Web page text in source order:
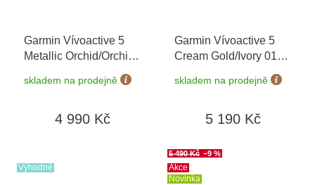
Garmin Vívoactive 5
Metallic Orchid/Orchid
skladem na prodejně
4 990 Kč
Garmin Vívoactive 5
Cream Gold/Ivory 010-
skladem na prodejně
5 190 Kč
Výhodné
Akce
Novinka
5 490 Kč –9 %